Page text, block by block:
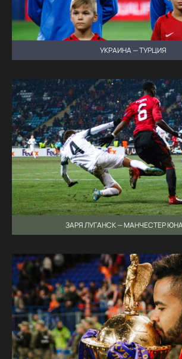
УКРАИНА — ТУРЦИЯ
ЗАРЯ ЛУГАНСК — МАНЧЕСТЕР